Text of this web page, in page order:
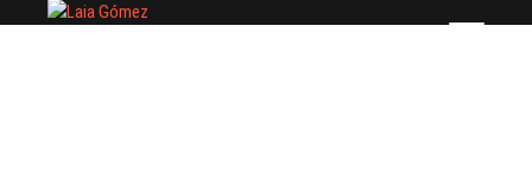
Laia Gómez
FASHION STYLIST